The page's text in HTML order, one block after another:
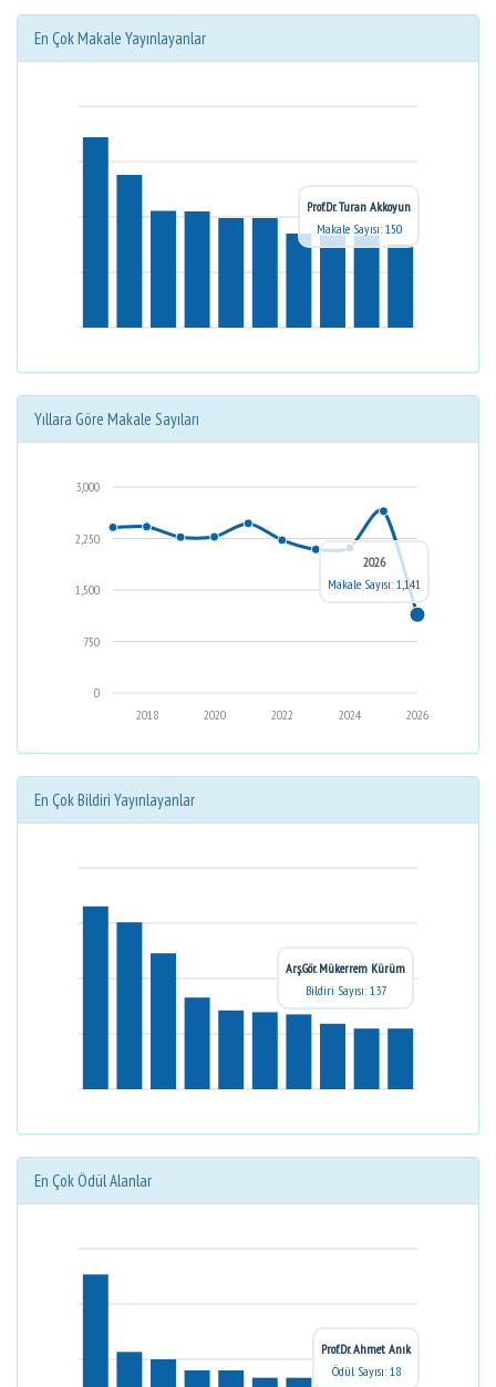
En Çok Makale Yayınlayanlar
Prof.Dr. Turan Akkoyun
Makale Sayısı: 150
Yıllara Göre Makale Sayıları
0
750
1,500
2,250
3,000
2026
2024
2022
2020
2018
2026
Makale Sayısı: 1,141
En Çok Bildiri Yayınlayanlar
Arş.Gör. Mükerrem Kürüm
Bildiri Sayısı: 137
En Çok Ödül Alanlar
Prof.Dr. Ahmet Anık
Ödül Sayısı: 18